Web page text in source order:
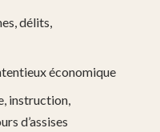
délits,
économique
instruction,
d’assises